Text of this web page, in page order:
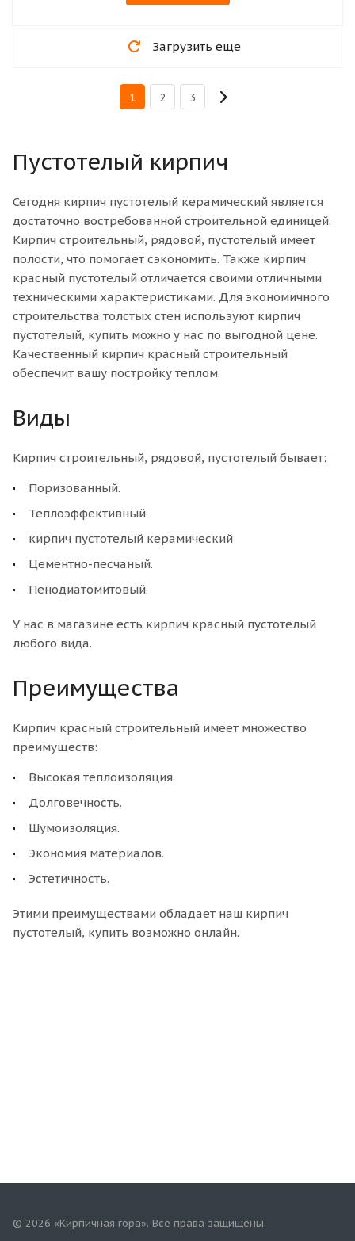
Загрузить еще
1 2 3
Пустотелый кирпич
Сегодня кирпич пустотелый керамический является
достаточно востребованной строительной единицей.
Кирпич строительный, рядовой, пустотелый имеет
полости, что помогает сэкономить. Также кирпич
красный пустотелый отличается своими отличными
техническими характеристиками. Для экономичного
строительства толстых стен используют кирпич
пустотелый, купить можно у нас по выгодной цене.
Качественный кирпич красный строительный
обеспечит вашу постройку теплом.
Виды
Кирпич строительный, рядовой, пустотелый бывает:
Поризованный.
Теплоэффективный.
кирпич пустотелый керамический
Цементно-песчаный.
Пенодиатомитовый.
У нас в магазине есть кирпич красный пустотелый
любого вида.
Преимущества
Кирпич красный строительный имеет множество
преимуществ:
Высокая теплоизоляция.
Долговечность.
Шумоизоляция.
Экономия материалов.
Эстетичность.
Этими преимуществами обладает наш кирпич
пустотелый, купить возможно онлайн.
© 2026 «Кирпичная гора». Все права защищены.